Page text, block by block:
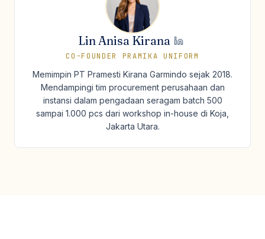
Lin Anisa Kirana
CO-FOUNDER PRAMIKA UNIFORM
Memimpin PT Pramesti Kirana Garmindo sejak 2018.
Mendampingi tim procurement perusahaan dan
instansi dalam pengadaan seragam batch 500
sampai 1.000 pcs dari workshop in-house di Koja,
Jakarta Utara.